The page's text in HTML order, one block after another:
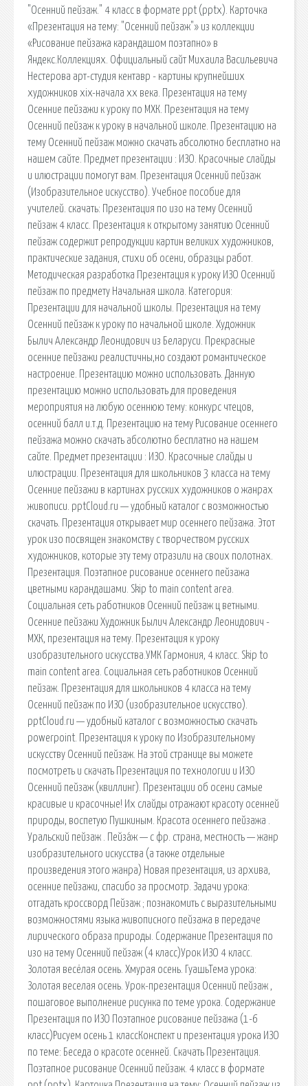
"Осенний пейзаж." 4 класс в формате ppt (pptx). Карточка
«Презентация на тему: "Осенний пейзаж"» из коллекции
«Рисование пейзажа карандашом поэтапно» в
Яндекс.Коллекциях. Официальный сайт Михаила Васильевича
Нестерова арт-студия кентавр - картины крупнейших
художников xix-начала xx века. Презентация на тему
Осенние пейзажи к уроку по МХК. Презентация на тему
Осенний пейзаж к уроку в начальной школе. Презентацию на
тему Осенний пейзаж можно скачать абсолютно бесплатно на
нашем сайте. Предмет презентации : ИЗО. Красочные слайды
и илюстрации помогут вам. Презентация Осенний пейзаж
(Изобразительное искусство). Учебное пособие для
учителей. cкачать: Презентация по изо на тему Осенний
пейзаж 4 класс. Презентация к открытому занятию Осенний
пейзаж содержит репродукции картин великих художников,
практические задания, стихи об осени, образцы работ.
Методическая разработка Презентация к уроку ИЗО Осенний
пейзаж по предмету Начальная школа. Категория:
Презентации для начальной школы. Презентация на тему
Осенний пейзаж к уроку по начальной школе. Художник
Былич Александр Леонидович из Беларуси. Прекрасные
осенние пейзажи реалистичны,но создают романтическое
настроение. Презентацию можно использовать. Данную
презентацию можно использовать для проведения
мероприятия на любую осеннюю тему: конкурс чтецов,
осенний балл и.т.д. Презентацию на тему Рисование осеннего
пейзажа можно скачать абсолютно бесплатно на нашем
сайте. Предмет презентации : ИЗО. Красочные слайды и
илюстрации. Презентация для школьников 3 класса на тему
Осенние пейзажи в картинах русских художников о жанрах
живописи. pptCloud.ru — удобный каталог с возможностью
скачать. Презентация открывает мир осеннего пейзажа. Этот
урок изо посвящен знакомству с творчеством русских
художников, которые эту тему отразили на своих полотнах.
Презентация. Поэтапное рисование осеннего пейзажа
цветными карандашами. Skip to main content area.
Социальная сеть работников Осенний пейзаж ц ветными.
Осенние пейзажи Художник Былич Александр Леонидович -
МХК, презентация на тему. Презентация к уроку
изобразительного искусства.УМК Гармония, 4 класс. Skip to
main content area. Социальная сеть работников Осенний
пейзаж. Презентация для школьников 4 класса на тему
Осенний пейзаж по ИЗО (изобразительное искусство).
pptCloud.ru — удобный каталог с возможностью скачать
powerpoint. Презентация к уроку по Изобразительному
искусству Осенний пейзаж. На этой странице вы можете
посмотреть и скачать Презентация по технологии и ИЗО
Осенний пейзаж (квиллинг). Презентации об осени самые
красивые и красочные! Их слайды отражают красоту осенней
природы, воспетую Пушкиным. Красота осеннего пейзажа .
Уральский пейзаж . Пейза́ж — с фр. страна, местность — жанр
изобразительного искусства (а также отдельные
произведения этого жанра) Новая презентация, из архива,
осенние пейзажи, спасибо за просмотр. Задачи урока:
отгадать кроссворд Пейзаж ; познакомить с выразительными
возможностями языка живописного пейзажа в передаче
лирического образа природы. Содержание Презентация по
изо на тему Осенний пейзаж (4 класс)Урок ИЗО 4 класс.
Золотая весёлая осень. Хмурая осень. ГуашьТема урока:
Золотая веселая осень. Урок-презентация Осенний пейзаж ,
пошаговое выполнение рисунка по теме урока. Содержание
Презентация по ИЗО Поэтапное рисование пейзажа (1-6
класс)Рисуем осень 1 классКонспект и презентация урока ИЗО
по теме: Беседа о красоте осенней. Скачать Презентация.
Поэтапное рисование Осенний пейзаж. 4 класс в формате